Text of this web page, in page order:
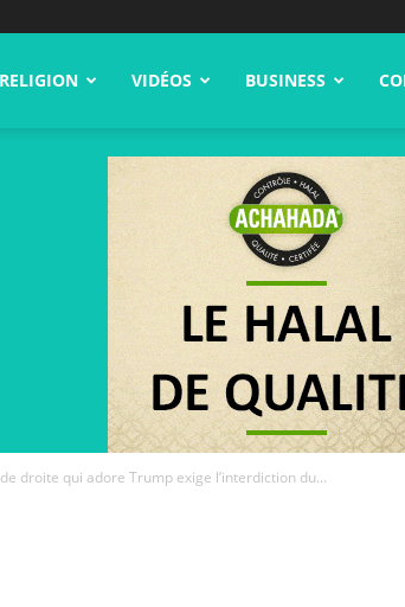
RELIGION VIDÉOS BUSINESS
droite qui adore Trump exige l’interdiction du...